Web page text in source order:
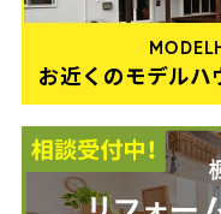
お近くのモデルハ